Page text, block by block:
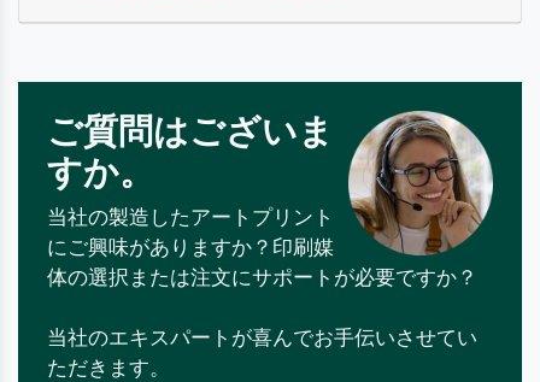
ご質問はございま
すか。
当社の製造したアートプリント
にご興味がありますか？印刷媒
体の選択または注文にサポートが必要ですか？
当社のエキスパートが喜んでお手伝いさせてい
ただきます。